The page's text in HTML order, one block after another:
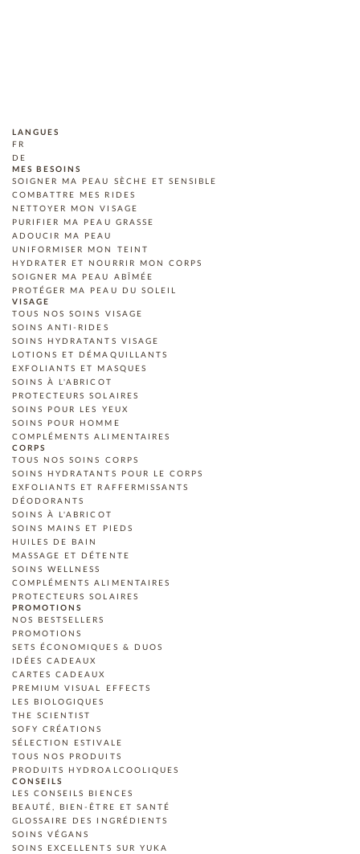
LANGUES
FR
DE
MES BESOINS
SOIGNER MA PEAU SÈCHE ET SENSIBLE
COMBATTRE MES RIDES
NETTOYER MON VISAGE
PURIFIER MA PEAU GRASSE
ADOUCIR MA PEAU
UNIFORMISER MON TEINT
HYDRATER ET NOURRIR MON CORPS
SOIGNER MA PEAU ABÎMÉE
PROTÉGER MA PEAU DU SOLEIL
VISAGE
TOUS NOS SOINS VISAGE
SOINS ANTI-RIDES
SOINS HYDRATANTS VISAGE
LOTIONS ET DÉMAQUILLANTS
EXFOLIANTS ET MASQUES
SOINS À L'ABRICOT
PROTECTEURS SOLAIRES
SOINS POUR LES YEUX
SOINS POUR HOMME
COMPLÉMENTS ALIMENTAIRES
CORPS
TOUS NOS SOINS CORPS
SOINS HYDRATANTS POUR LE CORPS
EXFOLIANTS ET RAFFERMISSANTS
DÉODORANTS
SOINS À L'ABRICOT
SOINS MAINS ET PIEDS
HUILES DE BAIN
MASSAGE ET DÉTENTE
SOINS WELLNESS
COMPLÉMENTS ALIMENTAIRES
PROTECTEURS SOLAIRES
PROMOTIONS
NOS BESTSELLERS
PROMOTIONS
SETS ÉCONOMIQUES & DUOS
IDÉES CADEAUX
CARTES CADEAUX
PREMIUM VISUAL EFFECTS
LES BIOLOGIQUES
THE SCIENTIST
SOFY CRÉATIONS
SÉLECTION ESTIVALE
TOUS NOS PRODUITS
PRODUITS HYDROALCOOLIQUES
CONSEILS
LES CONSEILS BIENCES
BEAUTÉ, BIEN-ÊTRE ET SANTÉ
GLOSSAIRE DES INGRÉDIENTS
SOINS VÉGANS
SOINS EXCELLENTS SUR YUKA